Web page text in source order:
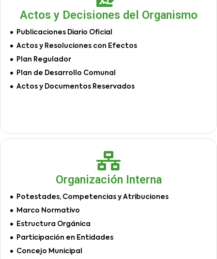
Actos y Decisiones del Organismo
Publicaciones Diario Oficial
Actos y Resoluciones con Efectos
Plan Regulador
Plan de Desarrollo Comunal
Actos y Documentos Reservados
Organización Interna
Potestades, Competencias y Atribuciones
Marco Normativo
Estructura Orgánica
Participación en Entidades
Concejo Municipal